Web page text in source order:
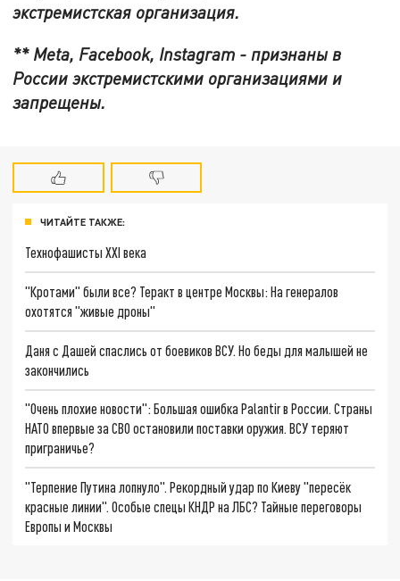
экстремистская организация.
** Meta, Facebook, Instagram - признаны в
России экстремистскими организациями и
запрещены.
ЧИТАЙТЕ ТАКЖЕ:
Технофашисты XXI века
"Кротами" были все? Теракт в центре Москвы: На генералов
охотятся "живые дроны"
Даня с Дашей спаслись от боевиков ВСУ. Но беды для малышей не
закончились
"Очень плохие новости": Большая ошибка Palantir в России. Страны
НАТО впервые за СВО остановили поставки оружия. ВСУ теряют
приграничье?
"Терпение Путина лопнуло". Рекордный удар по Киеву "пересёк
красные линии". Особые спецы КНДР на ЛБС? Тайные переговоры
Европы и Москвы